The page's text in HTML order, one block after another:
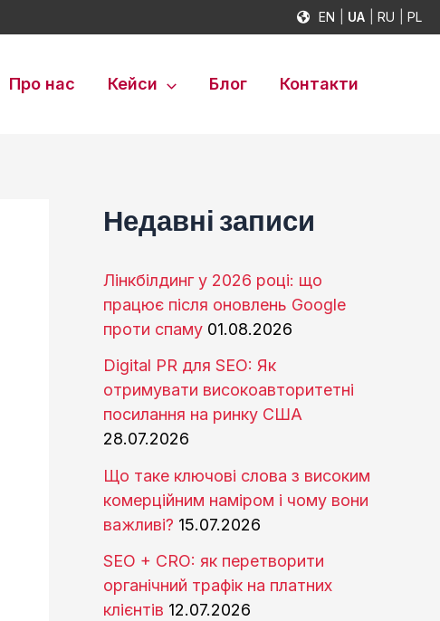
EN UA RU PL
Про нас Кейси Блог Контакти
Недавні записи
Лінкбілдинг у 2026 році: що
працює після оновлень Google
проти спаму 01.08.2026
Digital PR для SEO: Як
отримувати високоавторитетні
посилання на ринку США
28.07.2026
Що таке ключові слова з високим
комерційним наміром і чому вони
важливі? 15.07.2026
SEO + CRO: як перетворити
органічний трафік на платних
клієнтів 12.07.2026